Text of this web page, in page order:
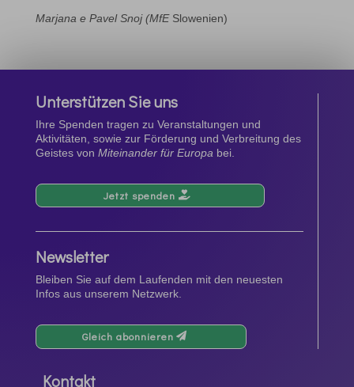
Marjana e Pavel Snoj (MfESlowenien)
Unterstützen Sie uns
Ihre Spenden tragen zu Veranstaltungen und
Aktivitäten, sowie zur Förderung und Verbreitung des
Geistes von Miteinander für Europa bei.
Jetzt spenden
Newsletter
Bleiben Sie auf dem Laufenden mit den neuesten
Infos aus unserem Netzwerk.
Gleich abonnieren
Kontakt